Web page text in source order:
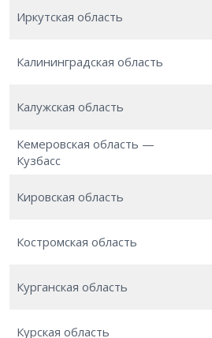
Иркутская область
Калининградская область
Калужская область
Кемеровская область —
Кузбасс
Кировская область
Костромская область
Курганская область
Курская область